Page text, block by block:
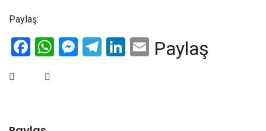
Paylaş:
Facebook
WhatsApp
Messenger
Telegram
LinkedIn
Email
Paylaş